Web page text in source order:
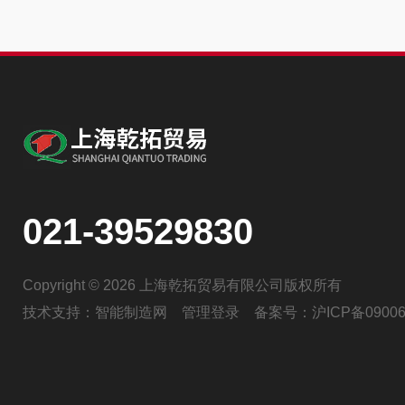
021-39529830
Copyright © 2026 上海乾拓贸易有限公司版权所有
技术支持： 智能制造网 管理登录 备案号： 沪ICP备